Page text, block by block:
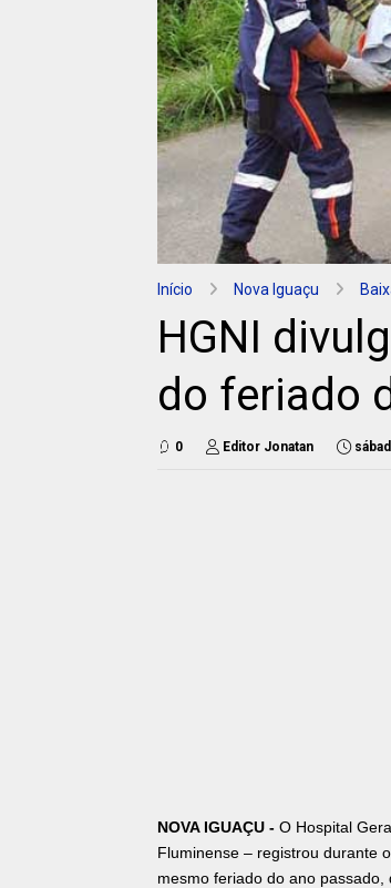
Início Nova Iguaçu
HGNI
do feriado
0 Editor Jonatan
NOVA IGUAÇU - O Hospital
Fluminense – registrou durante
mesmo feriado do ano